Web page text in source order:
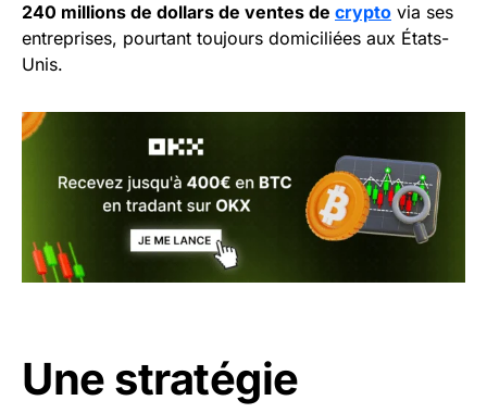
240 millions de dollars de ventes de crypto via ses
entreprises, pourtant toujours domiciliées aux États-
Unis.
Une stratégie